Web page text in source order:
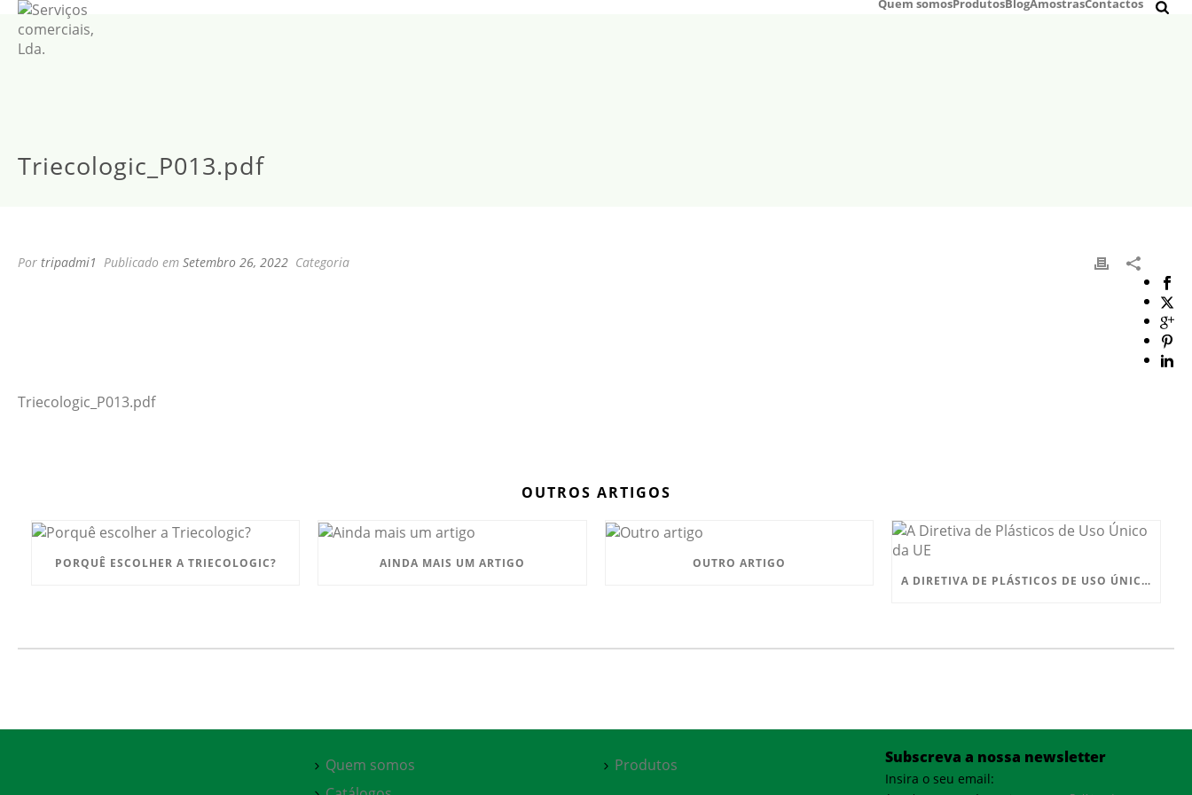
Quem somosProdutosBlogAmostrasContactos
Triecologic_P013.pdf
Por tripadmi1 Publicado em Setembro 26, 2022 Categoria
Triecologic_P013.pdf
OUTROS ARTIGOS
PORQUÊ ESCOLHER A TRIECOLOGIC? AINDA MAIS UM ARTIGO
OUTRO ARTIGO
A DIRETIVA DE PLÁSTICOS DE USO ÚNICO DA UE
Quem somos
Produtos Subscreva a nossa newsletter
Insira o seu email: